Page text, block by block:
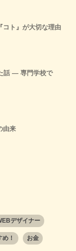
コト』が大切な理由
話 ― 専門学校で
由来
デザイナー
め！ お金